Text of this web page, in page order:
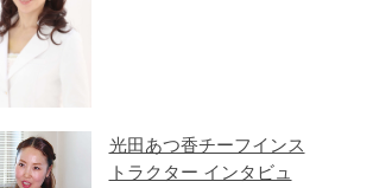
光田あつ香チーフインス
トラクター インタビュ